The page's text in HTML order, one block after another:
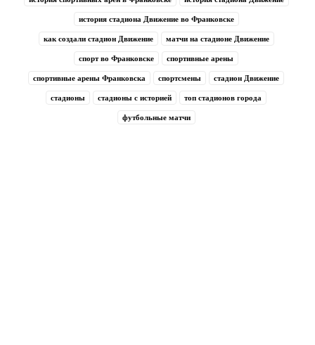
история стадиона Движение во Франковске
как создали стадион Движение матчи на стадионе Движение
спорт во Франковске спортивные арены
спортивные арены Франковска спортсмены стадион Движение
стадионы стадионы с историей топ стадионов города
футбольные матчи